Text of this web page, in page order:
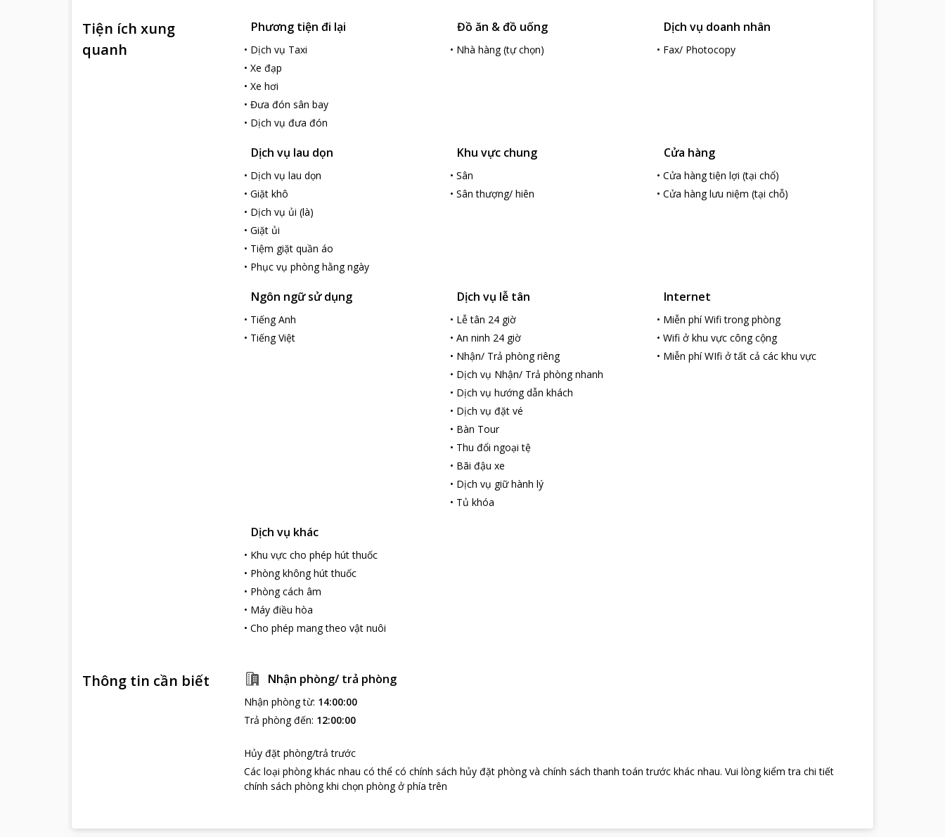
Gold Plus Hotel có nhà hàng sang trọng, ấm cúng với nhiều món ăn hấp dẫn, chỗ đậu xe miễn phí thuận tiện và du khách có thể mang
nghiệp và hết lòng hỗ trợ du khách.
Tiện ích xung
quanh
Phương tiện đi lại
• Dịch vụ Taxi
• Xe đạp
• Xe hơi
• Đưa đón sân bay
• Dịch vụ đưa đón
Đồ ăn & đồ uống
• Nhà hàng (tự chọn)
Dịch vụ doanh nhân
• Fax/ Photocopy
Dịch vụ lau dọn
• Dịch vụ lau dọn
• Giặt khô
• Dịch vụ ủi (là)
• Giặt ủi
• Tiệm giặt quần áo
• Phục vụ phòng hằng ngày
Khu vực chung
•Sân
•Sân thượng/ hiên
Cửa hàng
• Cửa hàng tiện lợi (tại chổ)
• Cửa hàng lưu niệm (tại chỗ)
Ngôn ngữ sử dụng
• Tiếng Anh
• Tiếng Việt
Dịch vụ lễ tân
• Lễ tân 24 giờ
•An ninh 24 giờ
• Nhận/ Trả phòng riêng
• Dịch vụ Nhận/ Trả phòng nhanh
• Dịch vụ hướng dẫn khách
• Dịch vụ đặt vé
• Bàn Tour
• Thu đổi ngoại tệ
• Bãi đậu xe
• Dịch vụ giữ hành lý
• Tủ khóa
Internet
• Miễn phí Wifi trong phòng
• Wifi ở khu vực công cộng
• Miễn phí WIfi ở tất cả các khu vực
Dịch vụ khác
• Khu vực cho phép hút thuốc
• Phòng không hút thuốc
• Phòng cách âm
• Máy điều hòa
• Cho phép mang theo vật nuôi
Thông tin cần biết Nhận phòng/ trả phòng
Nhận phòng từ: 14:00:00
Trả phòng đến: 12:00:00
Hủy đặt phòng/trả trước
Các loại phòng khác nhau có thể có chính sách hủy đặt phòng và chính sách thanh toán trước khác nhau. Vui lòng kiểm tra chi tiết
chính sách phòng khi chọn phòng ở phía trên